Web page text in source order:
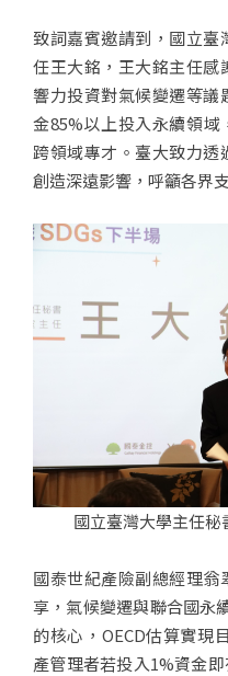
致詞嘉賓邀請到，國立
任王大銘，王大銘主任
響力投資對氣候變遷等
金85%以上投入永續領域
跨領域專才。臺大致力
創造深遠影響，呼籲各界
國立臺灣大學主任秘
國泰世紀產險副總經理
享，氣候變遷與聯合國永
的核心，OECD估算實現
產管理者若投入1%資金